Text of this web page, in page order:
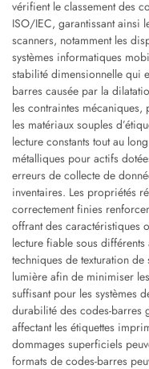
vérifient le classement des
ISO/IEC, garantissant ainsi
scanners, notamment les
systèmes informatiques
stabilité dimensionnelle qui
barres causée par la
les contraintes mécaniques,
les matériaux souples
lecture constants tout au
métalliques pour actifs
erreurs de collecte de
inventaires. Les propriétés
correctement finies
offrant des caractéristiques
lecture fiable sous
techniques de texturation
lumière afin de minimiser
suffisant pour les systèmes
durabilité des codes-barres
affectant les étiquettes
dommages superficiels
formats de codes-barres